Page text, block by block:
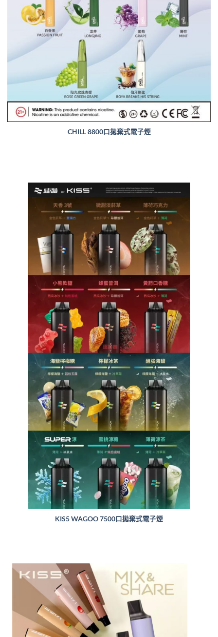
CHILL 8800口拋棄式電子煙
KIS5 WAGOO 7500口拋棄式電子煙